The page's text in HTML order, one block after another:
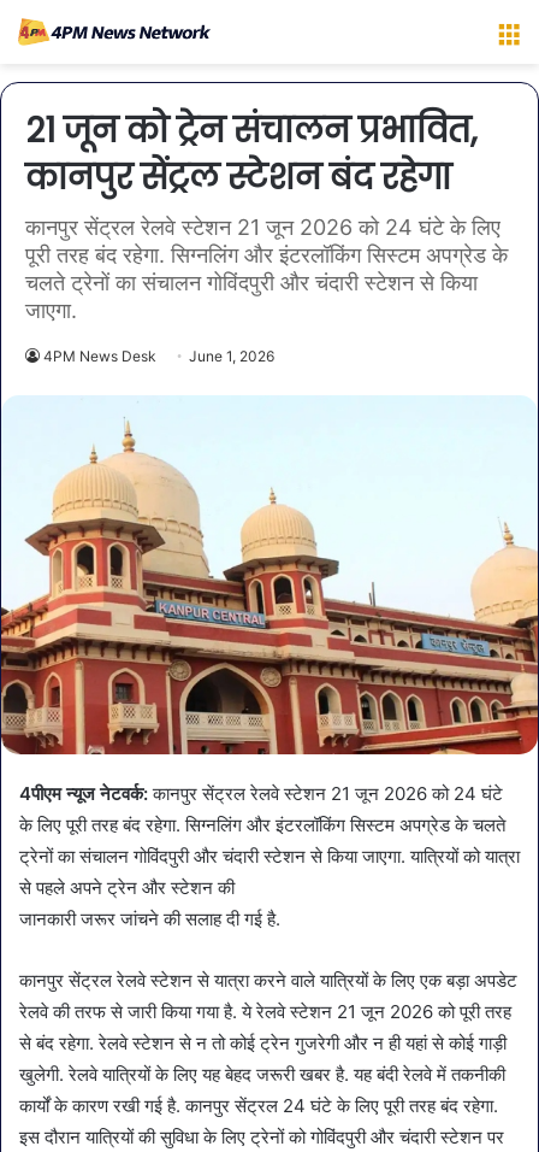
21 जून को ट्रेन संचालन प्रभावित,
कानपुर सेंट्रल स्टेशन बंद रहेगा
कानपुर सेंट्रल रेलवे स्टेशन 21 जून 2026 को 24 घंटे के लिए
पूरी तरह बंद रहेगा. सिग्नलिंग और इंटरलॉकिंग सिस्टम अपग्रेड के
चलते ट्रेनों का संचालन गोविंदपुरी और चंदारी स्टेशन से किया
जाएगा.
4PM News Desk June 1, 2026
4पीएम न्यूज नेटवर्क:कानपुर सेंट्रल रेलवे स्टेशन 21 जून 2026 को 24 घंटे
के लिए पूरी तरह बंद रहेगा. सिग्नलिंग और इंटरलॉकिंग सिस्टम अपग्रेड के चलते
ट्रेनों का संचालन गोविंदपुरी और चंदारी स्टेशन से किया जाएगा. यात्रियों को यात्रा
से पहले अपने ट्रेन और स्टेशन की
जानकारी जरूर जांचने की सलाह दी गई है.
कानपुर सेंट्रल रेलवे स्टेशन से यात्रा करने वाले यात्रियों के लिए एक बड़ा अपडेट
रेलवे की तरफ से जारी किया गया है. ये रेलवे स्टेशन 21 जून 2026 को पूरी तरह
से बंद रहेगा. रेलवे स्टेशन से न तो कोई ट्रेन गुजरेगी और न ही यहां से कोई गाड़ी
खुलेगी. रेलवे यात्रियों के लिए यह बेहद जरूरी खबर है. यह बंदी रेलवे में तकनीकी
कार्यों के कारण रखी गई है. कानपुर सेंट्रल 24 घंटे के लिए पूरी तरह बंद रहेगा.
इस दौरान यात्रियों की सुविधा के लिए ट्रेनों को गोविंदपुरी और चंदारी स्टेशन पर